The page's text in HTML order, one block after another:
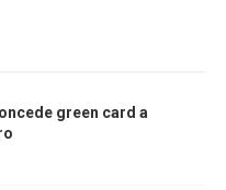
green card a